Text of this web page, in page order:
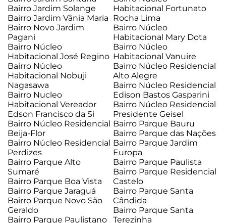
Bairro Jardim Solange
Bairro Jardim Vânia Maria
Bairro Novo Jardim
Pagani
Habitacional Fortunato
Rocha Lima
Bairro Núcleo
Habitacional José Regino
Bairro Núcleo
Habitacional Mary Dota
Bairro Núcleo
Habitacional Nobuji
Nagasawa
Bairro Núcleo
Habitacional Vanuire
Bairro Nucleo
Habitacional Vereador
Edson Francisco da Si
Bairro Núcleo Residencial
Alto Alegre
Bairro Núcleo Residencial
Beija-Flor
Bairro Núcleo Residencial
Edison Bastos Gasparini
Bairro Núcleo Residencial
Perdizes
Bairro Núcleo Residencial
Presidente Geisel
Bairro Parque Alto
Sumaré
Bairro Parque Bauru
Bairro Parque Boa Vista
Bairro Parque das Nações
Bairro Parque Jaraguá
Bairro Parque Jardim
Europa
Bairro Parque Novo São
Geraldo
Bairro Parque Paulista
Bairro Parque Paulistano
Bairro Parque Residencial
Castelo
Bairro Parque Santa
Cândida
Bairro Parque Santa
Terezinha